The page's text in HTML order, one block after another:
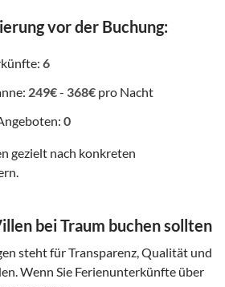
vor der Buchung:
6
249€- 368€ pro Nacht
0
gezielt nach konkreten
bei Traum buchen sollten
steht für Transparenz, Qualität und
Wenn Sie Ferienunterkünfte über